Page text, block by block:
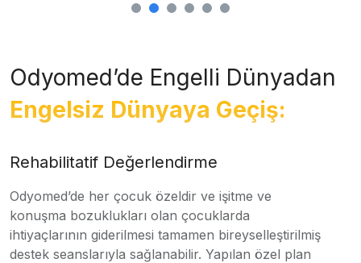
Odyomed’de Engelli Dünyadan
Engelsiz Dünyaya Geçiş:
Rehabilitatif Değerlendirme
Odyomed’de her çocuk özeldir ve işitme ve
konuşma bozuklukları olan çocuklarda
ihtiyaçlarının giderilmesi tamamen bireyselleştirilmiş
destek seanslarıyla sağlanabilir. Yapılan özel plan